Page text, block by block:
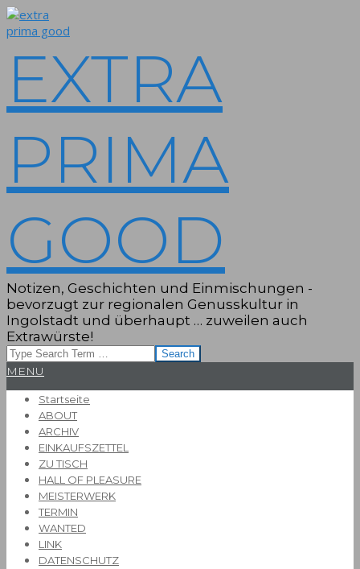
Skip
to
EXTRA
PRIMA
GOOD
Notizen, Geschichten und Einmischungen -
bevorzugt zur regionalen Genusskultur in
Ingolstadt und überhaupt … zuweilen auch
Extrawürste!
Search
Primary
Menu
MENU
Startseite
ABOUT
ARCHIV
EINKAUFSZETTEL
ZU TISCH
HALL OF PLEASURE
MEISTERWERK
TERMIN
WANTED
LINK
DATENSCHUTZ